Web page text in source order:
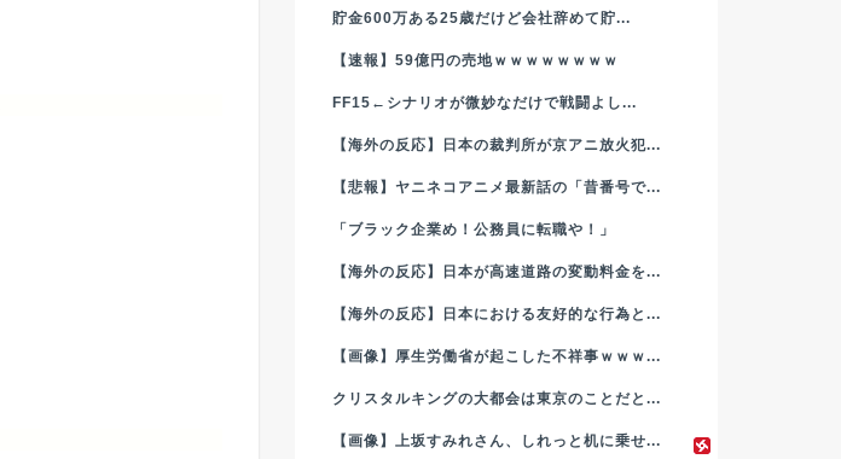
貯金600万ある25歳だけど会社辞めて貯...
【速報】59億円の売地ｗｗｗｗｗｗｗｗ
FF15←シナリオが微妙なだけで戦闘よし...
【海外の反応】日本の裁判所が京アニ放火犯...
【悲報】ヤニネコアニメ最新話の「昔番号で...
「ブラック企業め！公務員に転職や！」
【海外の反応】日本が高速道路の変動料金を...
【海外の反応】日本における友好的な行為と...
【画像】厚生労働省が起こした不祥事ｗｗｗ...
クリスタルキングの大都会は東京のことだと...
【画像】上坂すみれさん、しれっと机に乗せ...